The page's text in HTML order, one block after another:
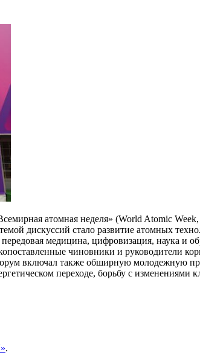
атомная неделя» (World Atomic
дискуссий стало развитие атомных
медицина, цифровизация, наука и
чиновники и руководители
включал также обширную молодежную
переходе, борьбу с
.